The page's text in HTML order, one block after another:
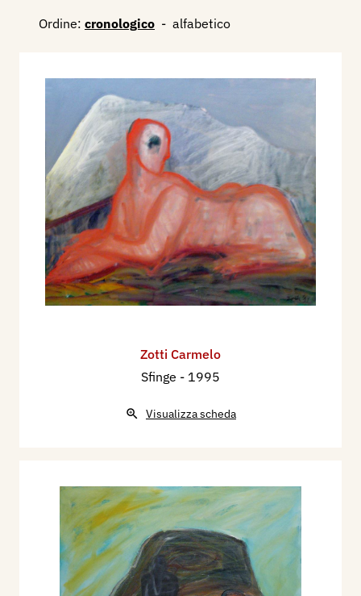
Ordine: cronologico - alfabetico
Zotti Carmelo
Sfinge - 1995
Visualizza scheda